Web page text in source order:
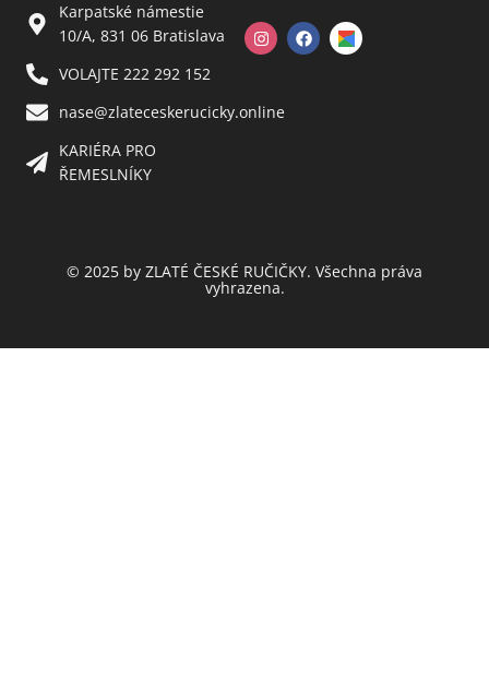
Karpatské námestie
10/A, 831 06 Bratislava
VOLAJTE 222 292 152
nase@zlateceskerucicky.online
KARIÉRA PRO
ŘEMESLNÍKY
© 2025 by ZLATÉ ČESKÉ RUČIČKY. Všechna práva
vyhrazena.